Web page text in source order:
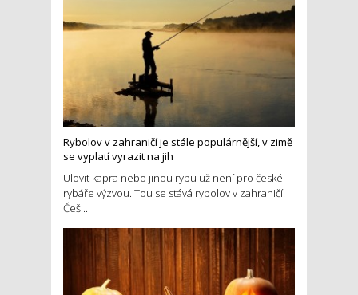
Rybolov v zahraničí je stále populárnější, v zimě
se vyplatí vyrazit na jih
Ulovit kapra nebo jinou rybu už není pro české
rybáře výzvou. Tou se stává rybolov v zahraničí.
Češ...